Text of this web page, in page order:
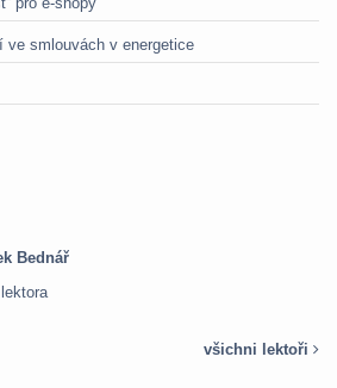
ve smlouvách v energetice
Veronika Pázmányová
lektora
všichni lektoři